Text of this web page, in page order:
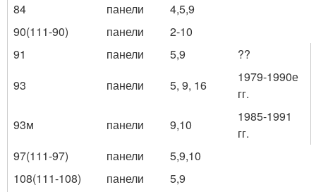
84
панели
4,5,9
90(111-90)
панели
2-10
91
панели 5,9
??
93
панели 5, 9, 16
1979-1990е
гг.
93м
панели 9,10
1985-1991
гг.
97(111-97)
панели
5,9,10
108(111-108)
панели
5,9